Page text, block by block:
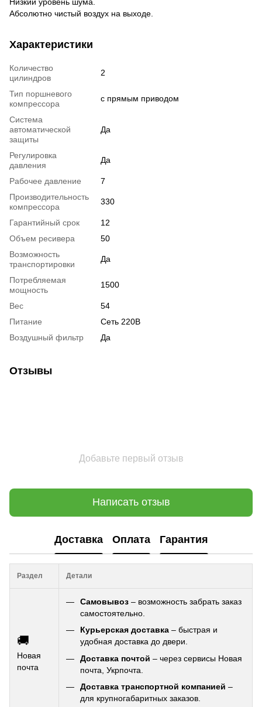
Абсолютно чистый воздух на выходе.
Характеристики
Количество
цилиндров
2
Тип поршневого
компрессора
с прямым приводом
Система
автоматической
защиты
Да
Регулировка
давления
Да
Рабочее давление
7
Производительность
компрессора
330
Гарантийный срок
12
Объем ресивера
50
Возможность
транспортировки
Да
Потребляемая
мощность
1500
Вес
54
Питание
Сеть 220В
Воздушный фильтр
Да
Отзывы
Добавьте первый отзыв
Написать отзыв
Доставка Оплата Гарантия
Раздел Детали
🚚
Новая
почта
Самовывоз – возможность забрать заказ
самостоятельно.
Курьерская доставка – быстрая и
удобная доставка до двери.
Доставка почтой – через сервисы Новая
почта, Укрпочта.
Доставка транспортной компанией –
для крупногабаритных заказов.